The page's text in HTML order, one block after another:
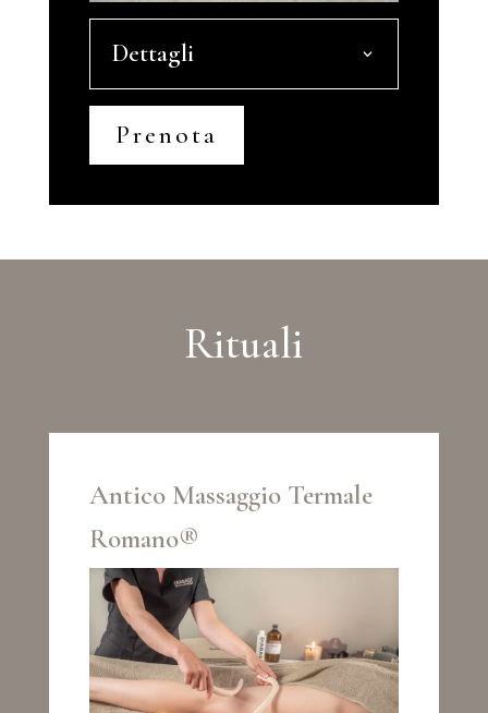
Dettagli
Prenota
Rituali
Antico Massaggio Termale
Romano®